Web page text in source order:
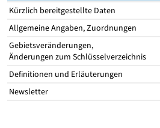
Kürzlich bereitgestellte Daten
Allgemeine Angaben, Zuordnungen
Gebietsveränderungen,
Änderungen zum Schlüsselverzeichnis
Definitionen und Erläuterungen
Newsletter